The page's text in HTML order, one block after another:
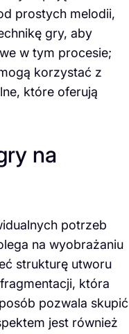
prostych melodii,
gry, aby
w tym procesie;
korzystać z
które oferują
na
potrzeb
na wyobrażaniu
strukturę utworu
która
pozwala skupić
jest również